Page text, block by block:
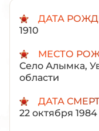
ДАТА
1910
МЕСТО
Село Алымка,
области
ДАТА
22 октября 1984